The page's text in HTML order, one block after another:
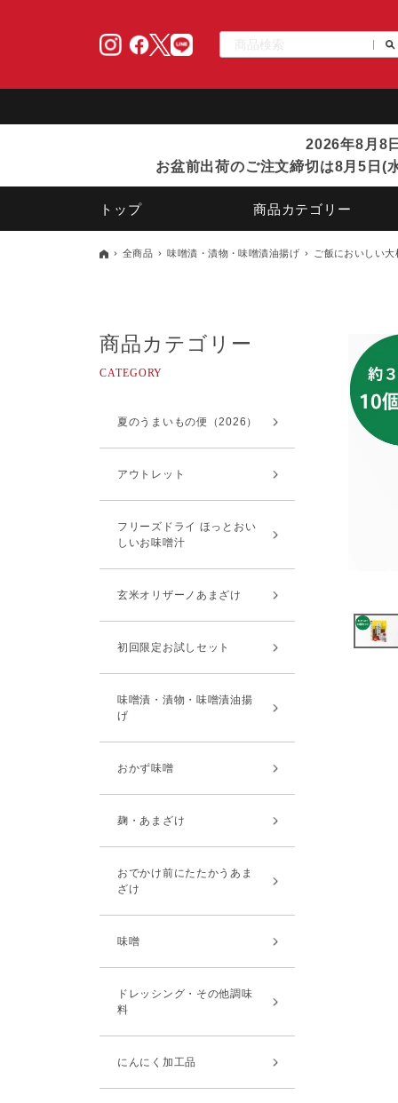
2026年8月8
お盆前出荷のご注文締切は8月5日(
トップ 商品カテゴリー
全商品 味噌漬・漬物・味噌漬油揚げ ご飯においしい
商品カテゴリー
夏のうまいもの便（2026）
アウトレット
フリーズドライ ほっとおい
しいお味噌汁
玄米オリザーノあまざけ
初回限定お試しセット
味噌漬・漬物・味噌漬油揚
げ
おかず味噌
麹・あまざけ
おでかけ前にたたかうあま
ざけ
味噌
ドレッシング・その他調味
料
にんにく加工品